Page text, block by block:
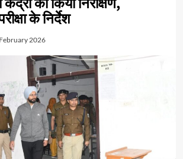
के निर्देश
2026